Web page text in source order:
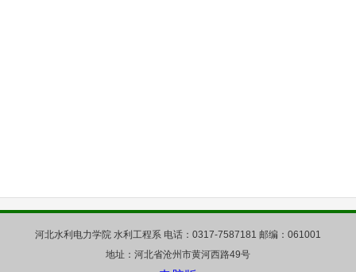
河北水利电力学院 水利工程系 电话：0317-7587181 邮编：061001
地址：河北省沧州市黄河西路49号